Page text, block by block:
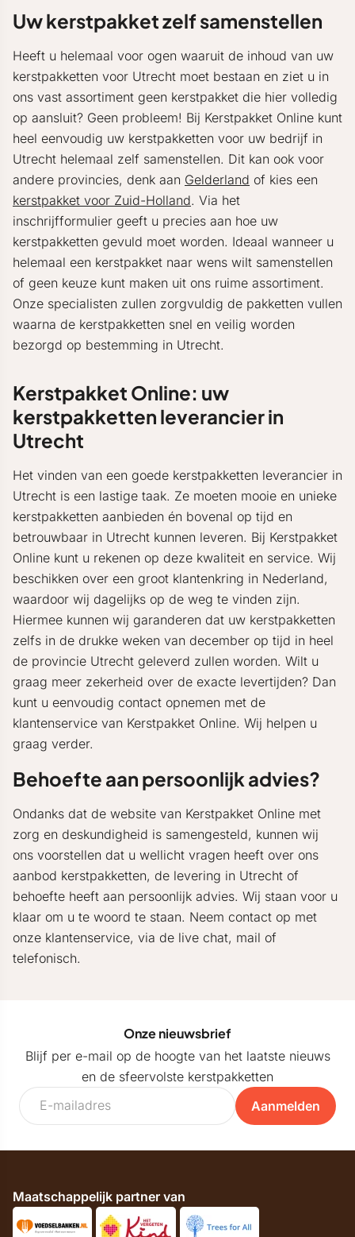
Uw kerstpakket zelf samenstellen
Heeft u helemaal voor ogen waaruit de inhoud van uw
kerstpakketten voor Utrecht moet bestaan en ziet u in
ons vast assortiment geen kerstpakket die hier volledig
op aansluit? Geen probleem! Bij Kerstpakket Online kunt
heel eenvoudig uw kerstpakketten voor uw bedrijf in
Utrecht helemaal zelf samenstellen. Dit kan ook voor
andere provincies, denk aan Gelderland of kies een
kerstpakket voor Zuid-Holland. Via het
inschrijfformulier geeft u precies aan hoe uw
kerstpakketten gevuld moet worden. Ideaal wanneer u
helemaal een kerstpakket naar wens wilt samenstellen
of geen keuze kunt maken uit ons ruime assortiment.
Onze specialisten zullen zorgvuldig de pakketten vullen
waarna de kerstpakketten snel en veilig worden
bezorgd op bestemming in Utrecht.
Kerstpakket Online: uw
kerstpakketten leverancier in
Utrecht
Het vinden van een goede kerstpakketten leverancier in
Utrecht is een lastige taak. Ze moeten mooie en unieke
kerstpakketten aanbieden én bovenal op tijd en
betrouwbaar in Utrecht kunnen leveren. Bij Kerstpakket
Online kunt u rekenen op deze kwaliteit en service. Wij
beschikken over een groot klantenkring in Nederland,
waardoor wij dagelijks op de weg te vinden zijn.
Hiermee kunnen wij garanderen dat uw kerstpakketten
zelfs in de drukke weken van december op tijd in heel
de provincie Utrecht geleverd zullen worden. Wilt u
graag meer zekerheid over de exacte levertijden? Dan
kunt u eenvoudig contact opnemen met de
klantenservice van Kerstpakket Online. Wij helpen u
graag verder.
Behoefte aan persoonlijk advies?
Ondanks dat de website van Kerstpakket Online met
zorg en deskundigheid is samengesteld, kunnen wij
ons voorstellen dat u wellicht vragen heeft over ons
aanbod kerstpakketten, de levering in Utrecht of
behoefte heeft aan persoonlijk advies. Wij staan voor u
klaar om u te woord te staan. Neem contact op met
onze klantenservice, via de live chat, mail of
telefonisch.
Onze nieuwsbrief
Blijf per e-mail op de hoogte van het laatste nieuws
en de sfeervolste kerstpakketten
Aanmelden
Maatschappelijk partner van